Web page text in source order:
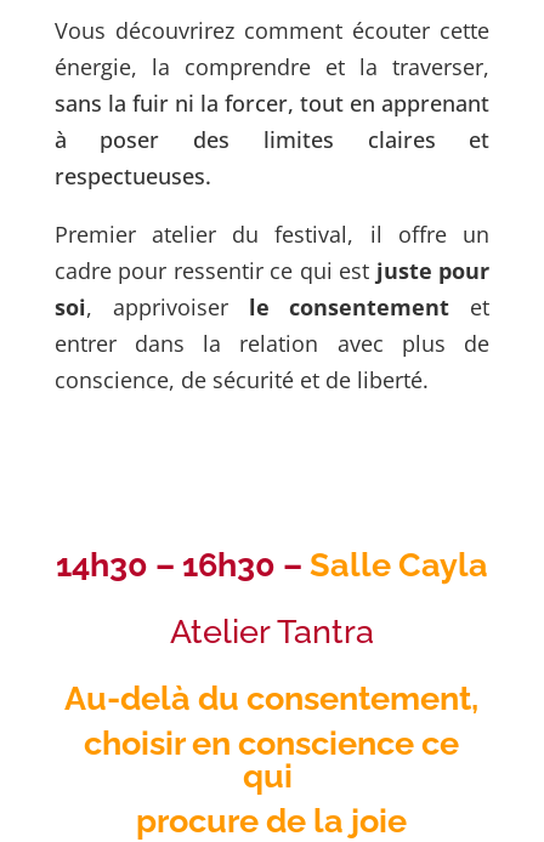
Vous découvrirez comment écouter cette
énergie, la comprendre et la traverser,
sans la fuir ni la forcer, tout en apprenant
à poser des limites claires et
respectueuses.
Premier atelier du festival, il offre un
cadre pour ressentir ce qui est juste pour
soi, apprivoiser le consentement et
entrer dans la relation avec plus de
conscience, de sécurité et de liberté.
14h30 – 16h30 – Salle Cayla
Atelier Tantra
Au-delà du consentement,
choisir en conscience ce
qui
procure de la joie